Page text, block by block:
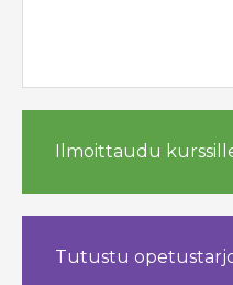
Ilmoittaudu
Tutustu